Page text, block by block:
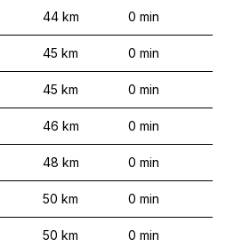
44 km 0 min
45 km 0 min
45 km 0 min
46 km 0 min
48 km 0 min
50 km 0 min
50 km 0 min